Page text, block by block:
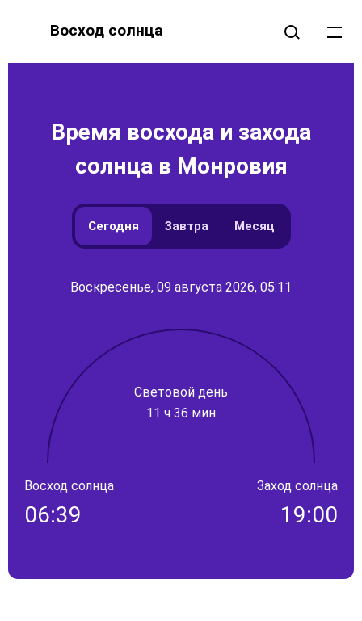
Восход солнца
Время восхода и захода
солнца в Монровия
Сегодня Завтра Месяц
Воскресенье, 09 августа 2026, 05:11
Световой день
11 ч 36 мин
Восход солнца
06:39
Заход солнца
19:00